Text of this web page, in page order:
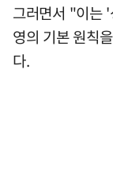
그러면서 "이는
영의 기본 원칙
다.